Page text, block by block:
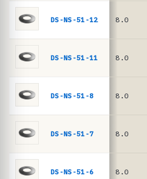
ê
c
DIN
16983
DS-NS-51-12 8.0
DS-NS-51-11 8.0
DS-NS-51-8 8.0
DS-NS-51-7 8.0
DS-NS-51-6 8.0